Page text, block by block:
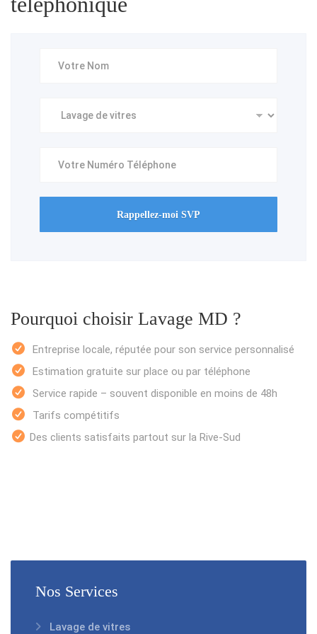
Pourquoi choisir Lavage MD ?
Entreprise locale, réputée pour son service personnalisé
Estimation gratuite sur place ou par téléphone
Service rapide – souvent disponible en moins de 48h
Tarifs compétitifs
Des clients satisfaits partout sur la Rive-Sud
Nos Services
Lavage de vitres